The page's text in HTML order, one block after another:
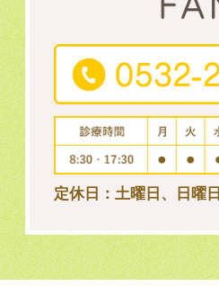
定休日：土曜日、日曜日